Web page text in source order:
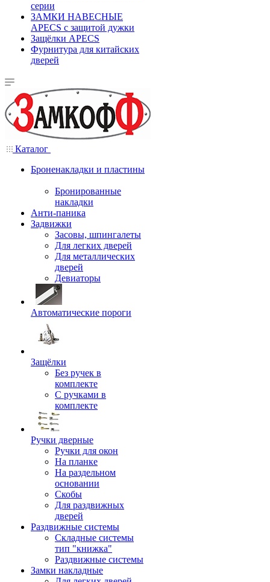
серии
ЗАМКИ НАВЕСНЫЕ
APECS с защитой дужки
Защёлки APECS
Фурнитура для китайских
дверей
Каталог
Броненакладки и пластины
Бронированные
накладки
Анти-паника
Задвижки
Засовы, шпингалеты
Для легких дверей
Для металлических
дверей
Девиаторы
Автоматические пороги
Защёлки
Без ручек в
комплекте
С ручками в
комплекте
Ручки дверные
Ручки для окон
На планке
На раздельном
основании
Скобы
Для раздвижных
дверей
Раздвижные системы
Складные системы
тип "книжка"
Раздвижные системы
Замки накладные